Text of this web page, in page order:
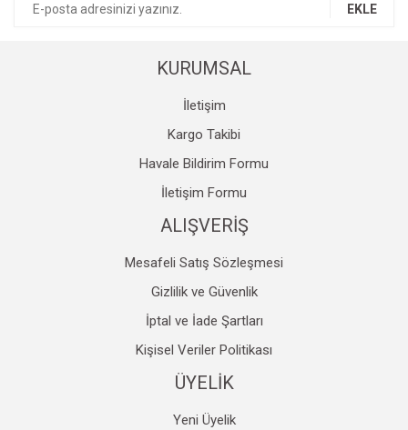
EKLE
KURUMSAL
İletişim
Kargo Takibi
Havale Bildirim Formu
İletişim Formu
ALIŞVERİŞ
Mesafeli Satış Sözleşmesi
Gizlilik ve Güvenlik
İptal ve İade Şartları
Kişisel Veriler Politikası
ÜYELİK
Yeni Üyelik